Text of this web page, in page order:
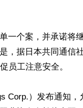
一个案，并承诺将
，据日本共同通信
员工注意安全。
Corp.）发布通知